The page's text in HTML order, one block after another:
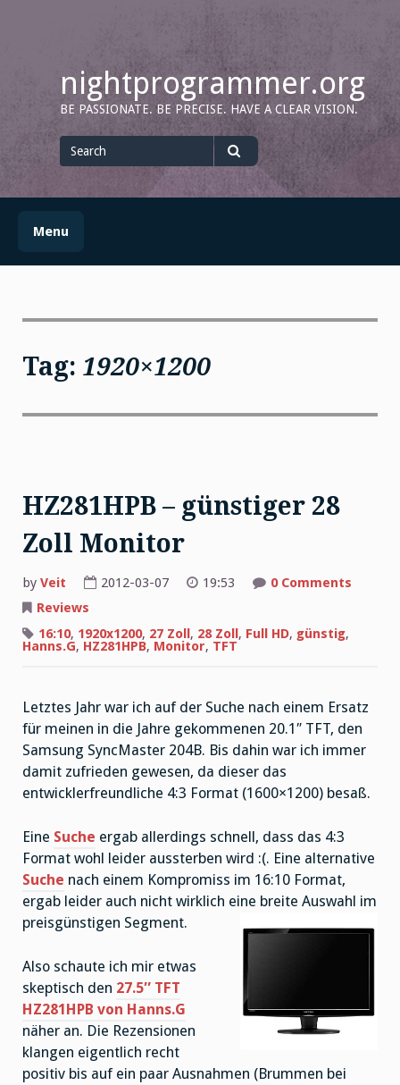
nightprogrammer.org
BE PASSIONATE. BE PRECISE. HAVE A CLEAR VISION.
for
Menu
Tag: 1920×1200
HZ281HPB – günstiger 28
Zoll Monitor
by Veit 2012-03-07 19:53
0 Comments
Reviews
16:10, 1920x1200, 27 Zoll , 28 Zoll , Full HD, günstig,
Hanns.G, HZ281HPB, Monitor, TFT
Letztes Jahr war ich auf der Suche nach einem Ersatz
für meinen in die Jahre gekommenen 20.1″ TFT, den
Samsung SyncMaster 204B. Bis dahin war ich immer
damit zufrieden gewesen, da dieser das
entwicklerfreundliche 4:3 Format (1600×1200) besaß.
Eine Suche ergab allerdings schnell, dass das 4:3
Format wohl leider aussterben wird :(. Eine alternative
Suche nach einem Kompromiss im 16:10 Format,
ergab leider auch nicht wirklich eine breite Auswahl im
preisgünstigen Segment.
Also schaute ich mir etwas
skeptisch den 27.5″ TFT
HZ281HPB von Hanns.G
näher an. Die Rezensionen
klangen eigentlich recht
positiv bis auf ein paar Ausnahmen (Brummen bei